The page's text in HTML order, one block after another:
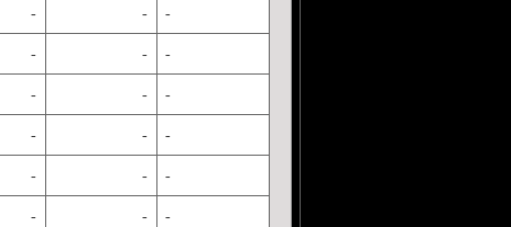
- - -
- - -
- - -
- - -
- - -
- - -